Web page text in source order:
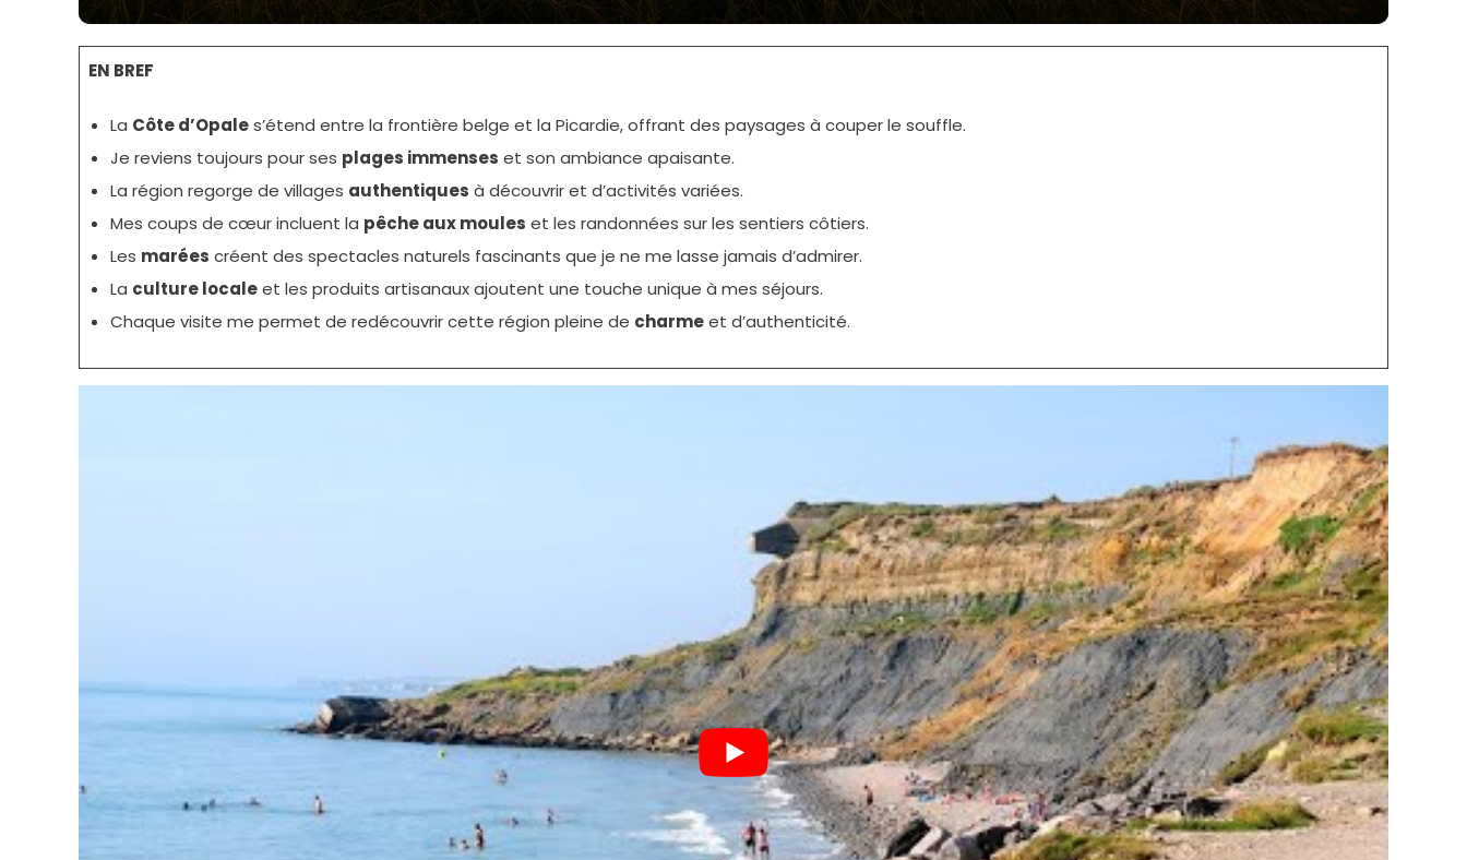
EN BREF
La Côte d’Opales’étend entre la frontière belge et la Picardie, offrant des paysages à couper le souffle.
Je reviens toujours pour ses plages immenses et son ambiance apaisante.
La région regorge de villages authentiques à découvrir et d’activités variées.
Mes coups de cœur incluent la pêche aux moules et les randonnées sur les sentiers côtiers.
Les marées créent des spectacles naturels fascinants que je ne me lasse jamais d’admirer.
La culture localeet les produits artisanaux ajoutent une touche unique à mes séjours.
Chaque visite me permet de redécouvrir cette région pleine de charmeet d’authenticité.